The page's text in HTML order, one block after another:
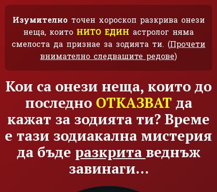
Изумително точен хороскоп разкрива онези
неща, които НИТО ЕДИН астролог няма
смелоста да признае за зодията ти. (Прочети
внимателно следващите редове)
Кои са онези неща, които до
последно ОТКАЗВАТ да
кажат за зодията ти? Време
е тази зодиакална мистерия
да бъде разкрита веднъж
завинаги…